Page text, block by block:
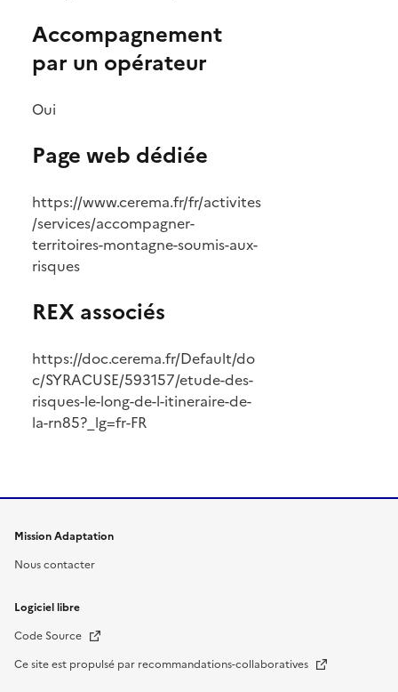
Accompagnement
par un opérateur
Oui
Page web dédiée
https://www.cerema.fr/fr/activites
/services/accompagner-
territoires-montagne-soumis-aux-
risques
REX associés
https://doc.cerema.fr/Default/do
c/SYRACUSE/593157/etude-des-
risques-le-long-de-l-itineraire-de-
la-rn85?_lg=fr-FR
Mission Adaptation
Nous contacter
Logiciel libre
Code Source Nouvelle fenêtre
Ce site est propulsé par recommandations-collaboratives Nouvelle fenêtre